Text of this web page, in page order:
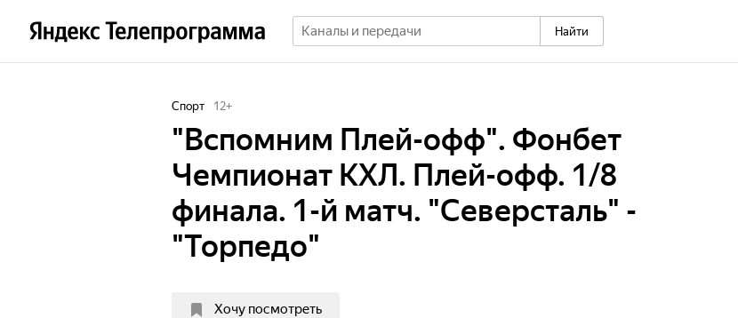
Найти
Спорт 12+
"Вспомним Плей-офф". Фонбет
Чемпионат КХЛ. Плей-офф. 1/8
финала. 1-й матч. "Северсталь" -
"Торпедо"
Хочу посмотреть